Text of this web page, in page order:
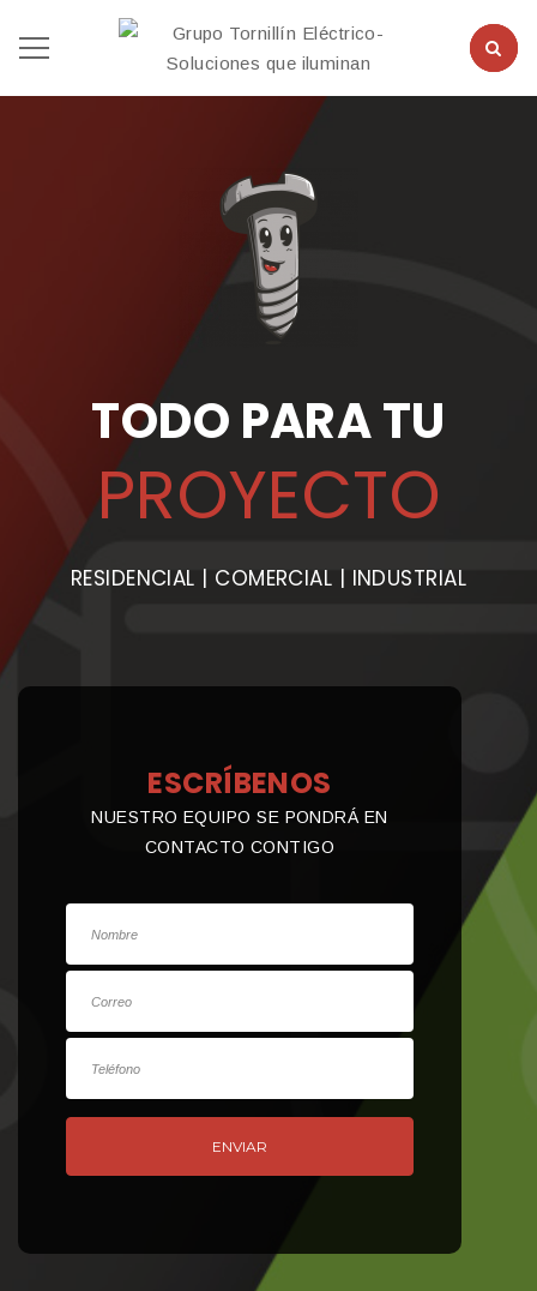
TODO PARA TU
PROYECTO
RESIDENCIAL | COMERCIAL | INDUSTRIAL
ESCRÍBENOS
NUESTRO EQUIPO SE PONDRÁ EN
CONTACTO CONTIGO